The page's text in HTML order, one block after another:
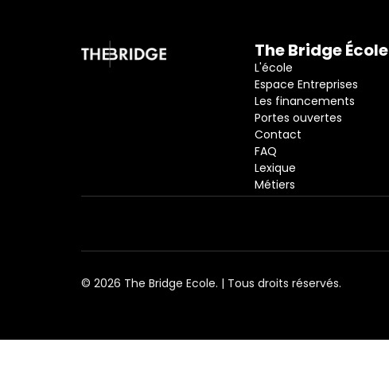
The Bridge École
L'école
Espace Entreprises
Les financements
Portes ouvertes
Contact
FAQ
Lexique
Métiers
© 2026 The Bridge Ecole. | Tous droits réservés.